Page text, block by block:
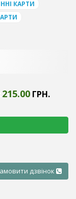
КАРТИ
215.00ГРН.
дзвінок